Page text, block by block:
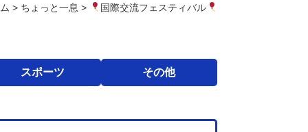
> ちょっと一息 > 国際交流フェスティバル
スポーツ その他